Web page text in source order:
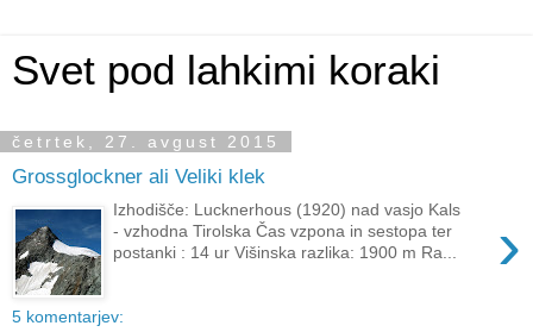
Svet pod lahkimi koraki
četrtek, 27. avgust 2015
Grossglockner ali Veliki klek
›
Izhodišče: Lucknerhous (1920) nad vasjo Kals
- vzhodna Tirolska Čas vzpona in sestopa ter
postanki : 14 ur Višinska razlika: 1900 m Ra...
5 komentarjev: